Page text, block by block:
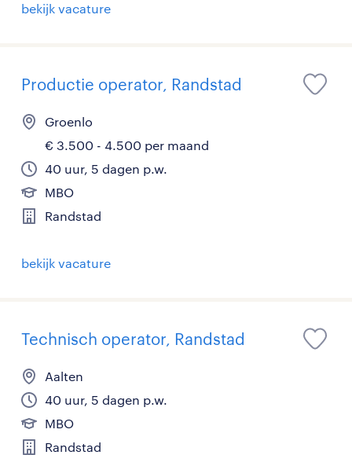
bekijk vacature
Productie operator, Randstad
Groenlo
€ 3.500 - 4.500 per maand
40 uur, 5 dagen p.w.
MBO
Randstad
bekijk vacature
Technisch operator, Randstad
Aalten
40 uur, 5 dagen p.w.
MBO
Randstad